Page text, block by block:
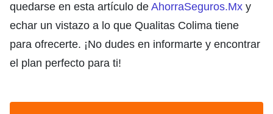
quedarse en esta artículo de AhorraSeguros.Mx y
echar un vistazo a lo que Qualitas Colima tiene
para ofrecerte. ¡No dudes en informarte y encontrar
el plan perfecto para ti!